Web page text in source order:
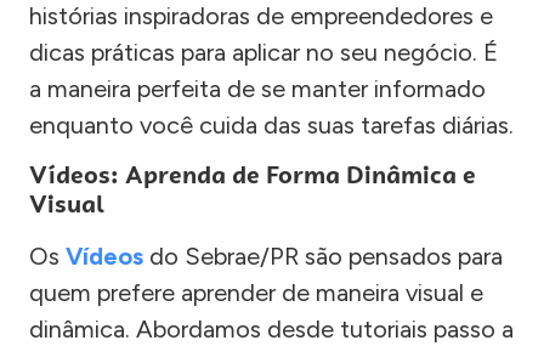
histórias inspiradoras de empreendedores e
dicas práticas para aplicar no seu negócio. É
a maneira perfeita de se manter informado
enquanto você cuida das suas tarefas diárias.
Vídeos: Aprenda de Forma Dinâmica e
Visual
Os Vídeos do Sebrae/PR são pensados para
quem prefere aprender de maneira visual e
dinâmica. Abordamos desde tutoriais passo a